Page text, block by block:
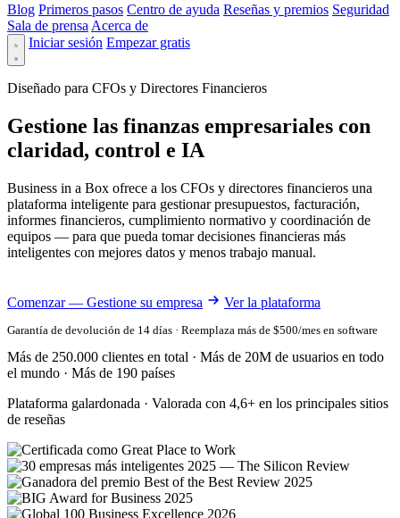
Blog Primeros pasos Centro de ayuda Reseñas y premios Seguridad
Sala de prensa Acerca de
Iniciar sesión Empezar gratis
Diseñado para CFOs y Directores Financieros
Gestione las finanzas empresariales con
claridad, control e IA
Business in a Box ofrece a los CFOs y directores financieros una
plataforma inteligente para gestionar presupuestos, facturación,
informes financieros, cumplimiento normativo y coordinación de
equipos — para que pueda tomar decisiones financieras más
inteligentes con mejores datos y menos trabajo manual.
Comenzar — Gestione su empresa Ver la plataforma
Garantía de devolución de 14 días · Reemplaza más de $500/mes en software
Más de 250.000 clientes en total · Más de 20M de usuarios en todo
el mundo · Más de 190 países
Plataforma galardonada · Valorada con 4,6+ en los principales sitios
de reseñas